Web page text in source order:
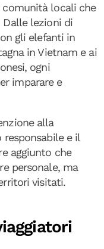
locali che
Dalle lezioni di
gli elefanti in
in Vietnam e ai
ogni
imparare e
alla
e il
aggiunto che
personale, ma
visitati.